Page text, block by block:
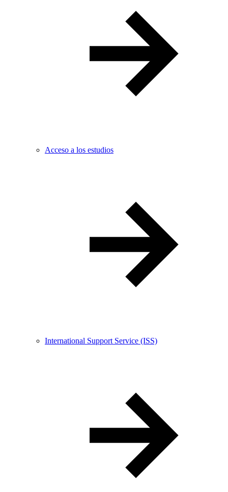
Acceso a los estudios
International Support Service (ISS)